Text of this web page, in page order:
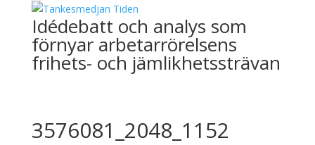
Idédebatt och analys som
förnyar arbetarrörelsens
frihets- och jämlikhetssträvan
3576081_2048_1152